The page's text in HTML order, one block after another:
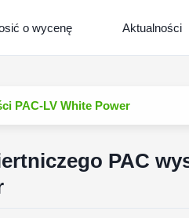
o wycenę Aktualności
PAC-LV White Power
PAC